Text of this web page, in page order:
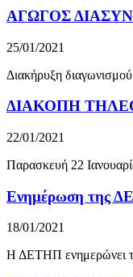
ΑΓΩΓΟΣ
25/01/2021
Διακήρυξη διαγωνισμού
ΔΙΑΚΟΠΗ
22/01/2021
Παρασκευή 22
Ενημέρωση της
18/01/2021
Η ΔΕΤΗΠ ενημερώνει